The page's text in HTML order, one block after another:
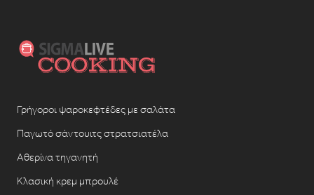
Γρήγοροι ψαροκεφτέδες με σαλάτα
Παγωτό σάντουιτς στρατσιατέλα
Αθερίνα τηγανητή
Κλασική κρεμ μπρουλέ